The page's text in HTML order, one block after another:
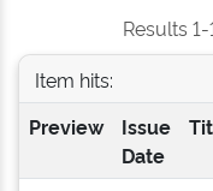
Results
Item hits:
Preview
Issue
Date